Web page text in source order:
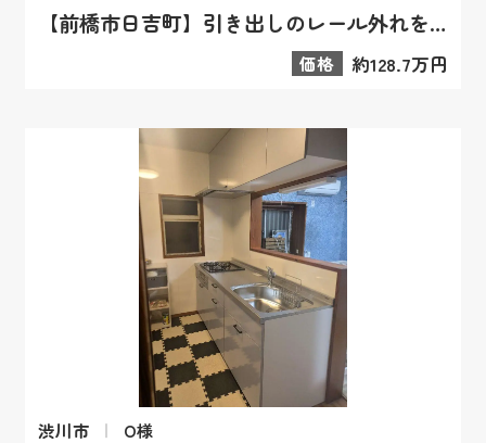
【前橋市日吉町】引き出しのレール外れを解消！頑丈キッチン交換
価格 約128.7万円
渋川市 O様